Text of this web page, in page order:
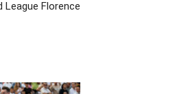
League Florence